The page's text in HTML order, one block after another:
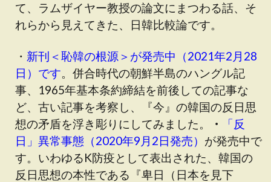
て、ラムザイヤー教授の論文にまつわる話、そ
れらから見えてきた、日韓比較論です。
・ 新刊＜恥韓の根源＞が発売中（2021年2月28
日）です。併合時代の朝鮮半島のハングル記
事、1965年基本条約締結を前後しての記事な
ど、古い記事を考察し、『今』の韓国の反日思
想の矛盾を浮き彫りにしてみました。
・
「反
日」異常事態（2020年9月2日発売） が発売中で
す。いわゆるK防疫として表出された、韓国の
反日思想の本性である『卑日（日本を見下